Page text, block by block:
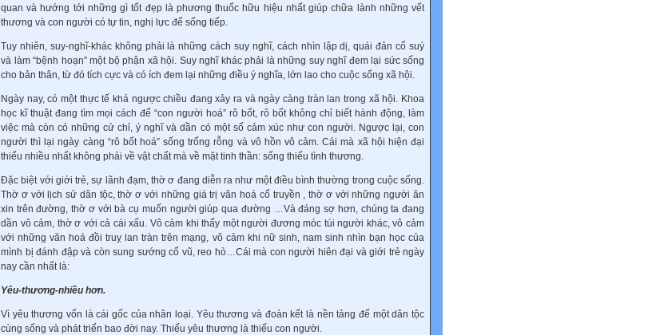
quan và hướng tới những gì tốt đẹp là phương thuốc hữu hiệu nhất giúp chữa lành những vết
thương và con người có tự tin, nghị lực để sống tiếp.
Tuy nhiên, suy-nghĩ-khác không phải là những cách suy nghĩ, cách nhìn lập dị, quái đản cổ suý
và làm “bệnh hoạn” một bộ phận xã hội. Suy nghĩ khác phải là những suy nghĩ đem lại sức sống
cho bản thân, từ đó tích cực và có ích đem lại những điều ý nghĩa, lớn lao cho cuộc sống xã hội.
Ngày nay, có một thực tế khá ngược chiều đang xảy ra và ngày càng tràn lan trong xã hội. Khoa
học kĩ thuật đang tìm mọi cách để “con người hoá” rô bốt, rô bốt không chỉ biết hành động, làm
việc mà còn có những cử chỉ, ý nghĩ và dần có một số cảm xúc như con người. Ngược lại, con
người thì lại ngày càng “rô bốt hoá” sống trống rỗng và vô hồn vô cảm. Cái mà xã hội hiện đại
thiếu nhiều nhất không phải về vật chất mà về mặt tinh thần: sống thiếu tình thương.
Đặc biệt với giới trẻ, sự lãnh đạm, thờ ơ đang diễn ra như một điều bình thường trong cuộc sống.
Thờ ơ với lịch sử dân tộc, thờ ơ với những giá trị văn hoá cổ truyền , thờ ơ với những người ăn
xin trên đường, thờ ơ với bà cụ muốn người giúp qua đường …Và đáng sợ hơn, chúng ta đang
dần vô cảm, thờ ơ với cả cái xấu. Vô cảm khi thấy một người đương móc túi người khác, vô cảm
với những văn hoá đồi truỵ lan tràn trên mạng, vô cảm khi nữ sinh, nam sinh nhìn bạn học của
mình bị đánh đập và còn sung sướng cổ vũ, reo hò…Cái mà con người hiên đại và giới trẻ ngày
nay cần nhất là:
Yêu-thương-nhiều hơn.
Vì yêu thương vốn là cái gốc của nhân loại. Yêu thương và đoàn kết là nền tảng để một dân tộc
cùng sống và phát triển bao đời nay. Thiếu yêu thương là thiếu con người.